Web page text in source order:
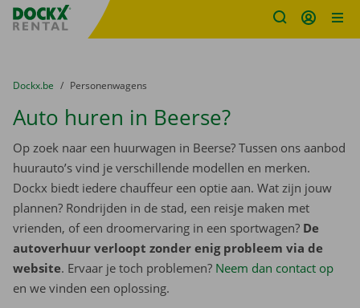
Fratello DEMO
U bevindt zich hier:
van
Dockx.be naar
Personenwagens
Auto huren in Beerse?
Op zoek naar een huurwagen in Beerse? Tussen ons aanbod
huurauto’s vind je verschillende modellen en merken.
Dockx biedt iedere chauffeur een optie aan. Wat zijn jouw
plannen? Rondrijden in de stad, een reisje maken met
vrienden, of een droomervaring in een sportwagen? De
autoverhuur verloopt zonder enig probleem via de
website. Ervaar je toch problemen? Neem dan contact op
en we vinden een oplossing.